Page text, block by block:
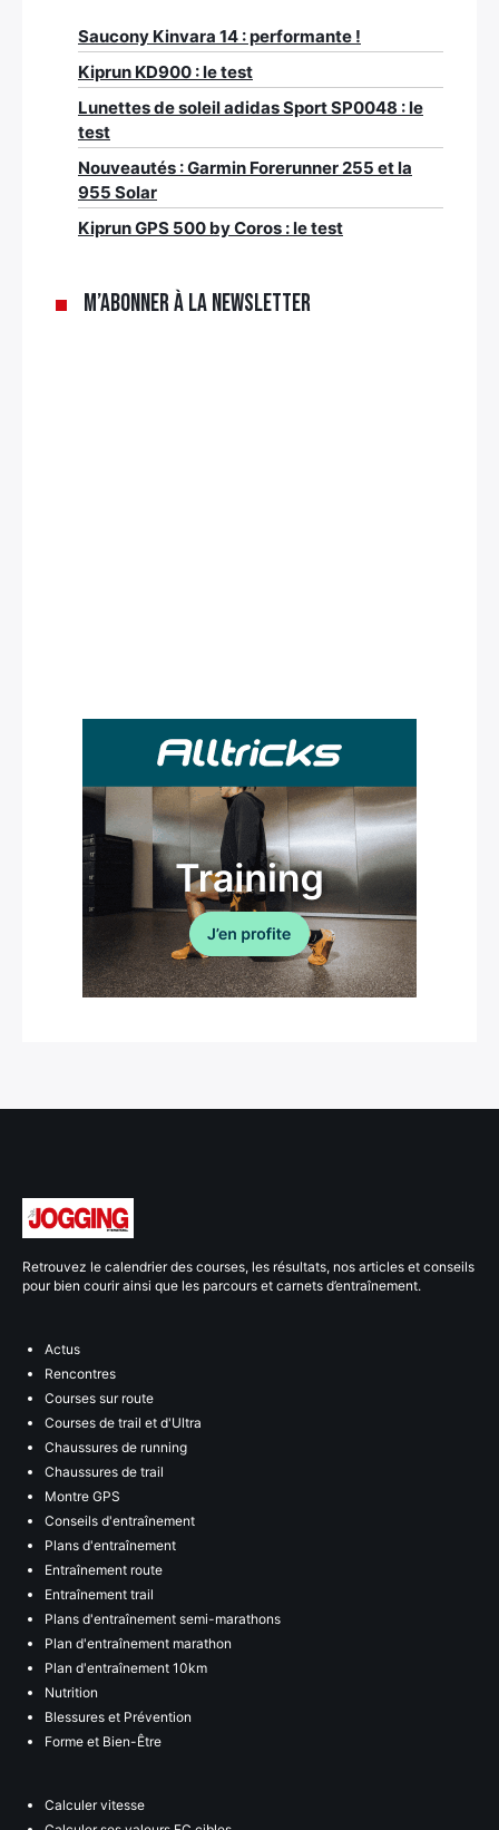
Saucony Kinvara 14 : performante !
Kiprun KD900 : le test
Lunettes de soleil adidas Sport SP0048 : le
test
Nouveautés : Garmin Forerunner 255 et la
955 Solar
Kiprun GPS 500 by Coros : le test
M’abonner à la newsletter
Retrouvez le calendrier des courses, les résultats, nos articles et conseils
pour bien courir ainsi que les parcours et carnets d’entraînement.
Actus
Rencontres
Courses sur route
Courses de trail et d'Ultra
Chaussures de running
Chaussures de trail
Montre GPS
Conseils d'entraînement
Plans d'entraînement
Entraînement route
Entraînement trail
Plans d'entraînement semi-marathons
Plan d'entraînement marathon
Plan d'entraînement 10km
Nutrition
Blessures et Prévention
Forme et Bien-Être
Calculer vitesse